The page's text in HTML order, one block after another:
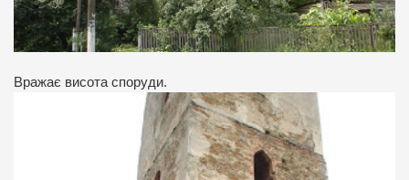
Вражає висота споруди.